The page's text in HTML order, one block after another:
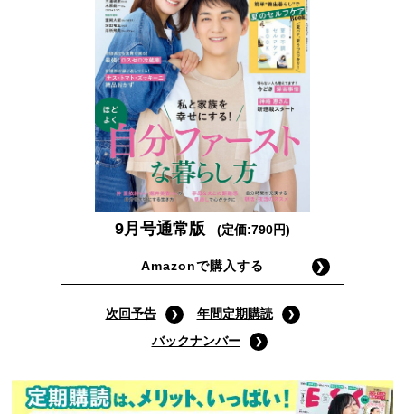
9月号通常版 (定価:790円)
Amazonで購入する
次回予告
年間定期購読
バックナンバー